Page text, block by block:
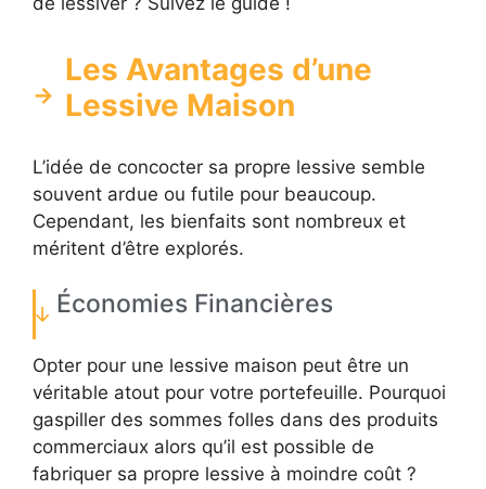
Les Avantages d’une
Lessive Maison
L’idée de concocter sa propre lessive semble
souvent ardue ou futile pour beaucoup.
Cependant, les bienfaits sont nombreux et
méritent d’être explorés.
Économies Financières
Opter pour une lessive maison peut être un
véritable atout pour votre portefeuille. Pourquoi
gaspiller des sommes folles dans des produits
commerciaux alors qu’il est possible de
fabriquer sa propre lessive à moindre coût ?